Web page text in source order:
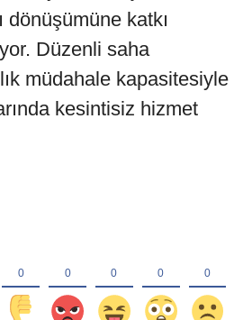
dönüşümüne katkı
Düzenli saha
müdahale kapasitesiyle
kesintisiz hizmet